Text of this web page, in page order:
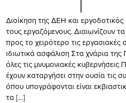
Διοίκηση της ΔΕΗ και εργοδοτικός
τους εργαζόμενους. Διαιωνίζουν
προς το χειρότερο τις
ιδιωτικά ασφάλιση Στα χνάρια
όλες τις μνυμονιακές
έχουν καταργήσει στην ουσία τις
όπου υπογράφονται είναι
τα […]